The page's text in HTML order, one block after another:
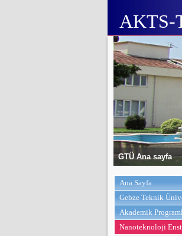
AKTS-
GTÜ Ana sayfa
Ana Sayfa
Gebze Teknik
Akademik
Nanoteknoloji